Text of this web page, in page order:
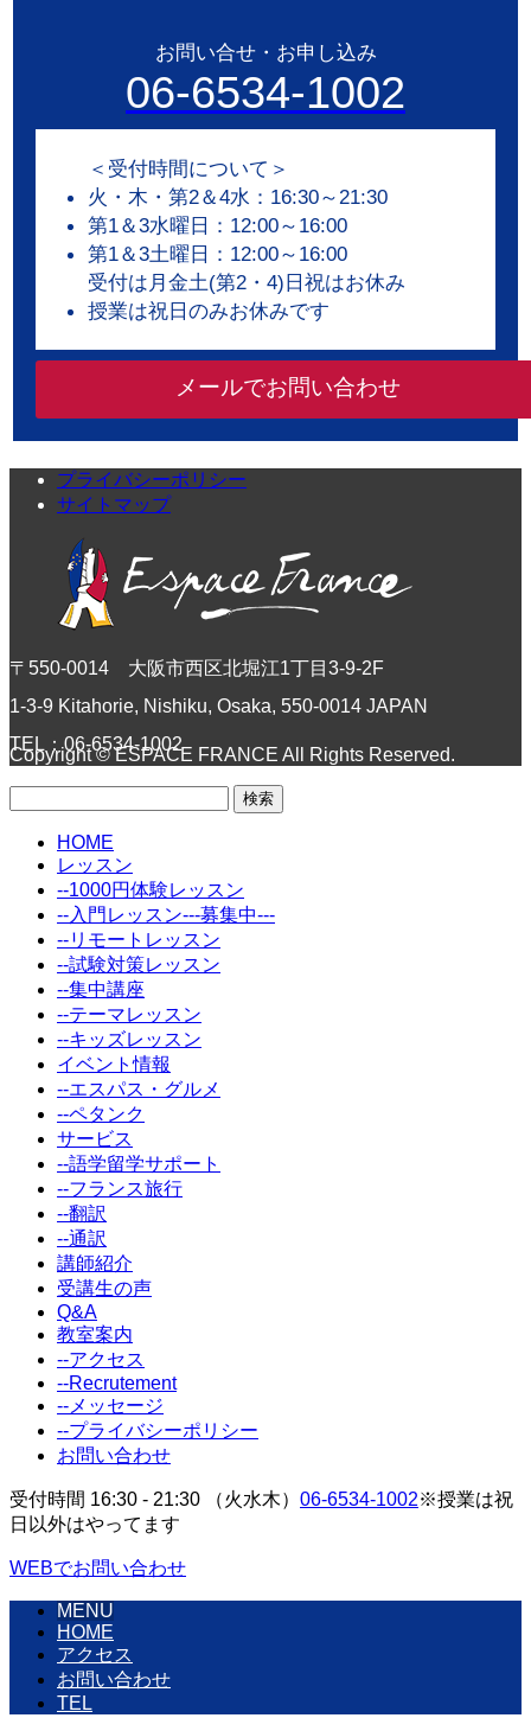
お問い合せ・お申し込み
06-6534-1002
＜受付時間について＞
火・木・第2＆4水：16:30～21:30
第1＆3水曜日：12:00～16:00
第1＆3土曜日：12:00～16:00
受付は月金土(第2・4)日祝はお休み
授業は祝日のみお休みです
メールでお問い合わせ
プライバシーポリシー
サイトマップ
〒550-0014 大阪市西区北堀江1丁目3-9-2F
1-3-9 Kitahorie, Nishiku, Osaka, 550-0014 JAPAN
TEL：06-6534-1002
Copyright © ESPACE FRANCE All Rights Reserved.
HOME
レッスン
--1000円体験レッスン
--入門レッスン---募集中---
--リモートレッスン
--試験対策レッスン
--集中講座
--テーマレッスン
--キッズレッスン
イベント情報
--エスパス・グルメ
--ペタンク
サービス
--語学留学サポート
--フランス旅行
--翻訳
--通訳
講師紹介
受講生の声
Q&A
教室案内
--アクセス
--Recrutement
--メッセージ
--プライバシーポリシー
お問い合わせ
受付時間 16:30 - 21:30 （火水木） 06-6534-1002※授業は祝
日以外はやってます
WEBでお問い合わせ
MENU
HOME
アクセス
お問い合わせ
TEL